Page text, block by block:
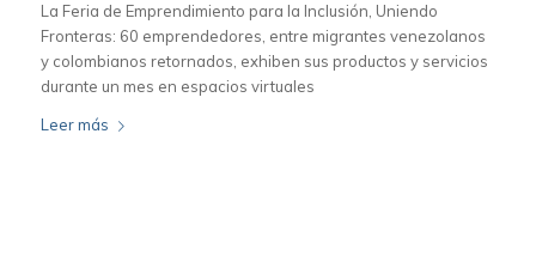
La Feria de Emprendimiento para la Inclusión, Uniendo
Fronteras: 60 emprendedores, entre migrantes venezolanos
y colombianos retornados, exhiben sus productos y servicios
durante un mes en espacios virtuales
Leer más